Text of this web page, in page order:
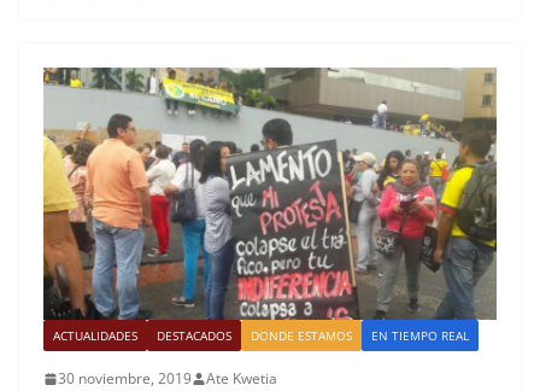
ACTUALIDADES DESTACADOS DONDE ESTAMOS EN TIEMPO REAL
30 noviembre, 2019 Ate Kwetia